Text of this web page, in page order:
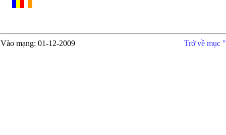
Vào mạng: 01-12-2009 Trở về mục "